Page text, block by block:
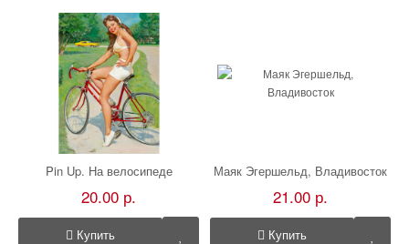
Pin Up. На велосипеде
20.00 р.
Купить
Маяк Эгершельд, Владивосток
21.00 р.
Купить